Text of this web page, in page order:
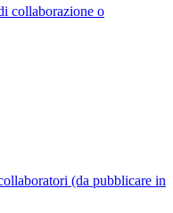
collaborazione o
(da pubblicare in